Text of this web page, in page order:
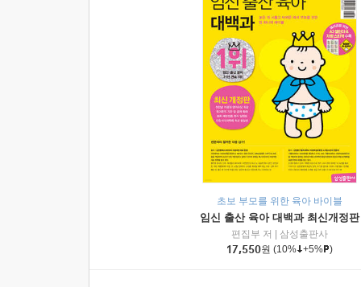
초보 부모를 위한 육아 바이블
임신 출산 육아 대백과 최신개정판
편집부 저
삼성출판사
17,550원 (10% +5% )